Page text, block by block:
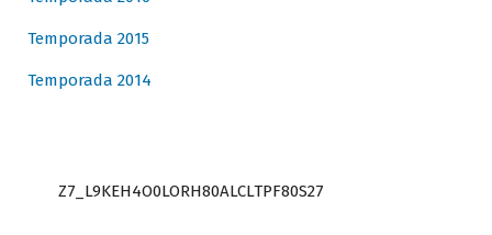
Temporada 2015
Temporada 2014
Z7_L9KEH4O0LORH80ALCLTPF80S27